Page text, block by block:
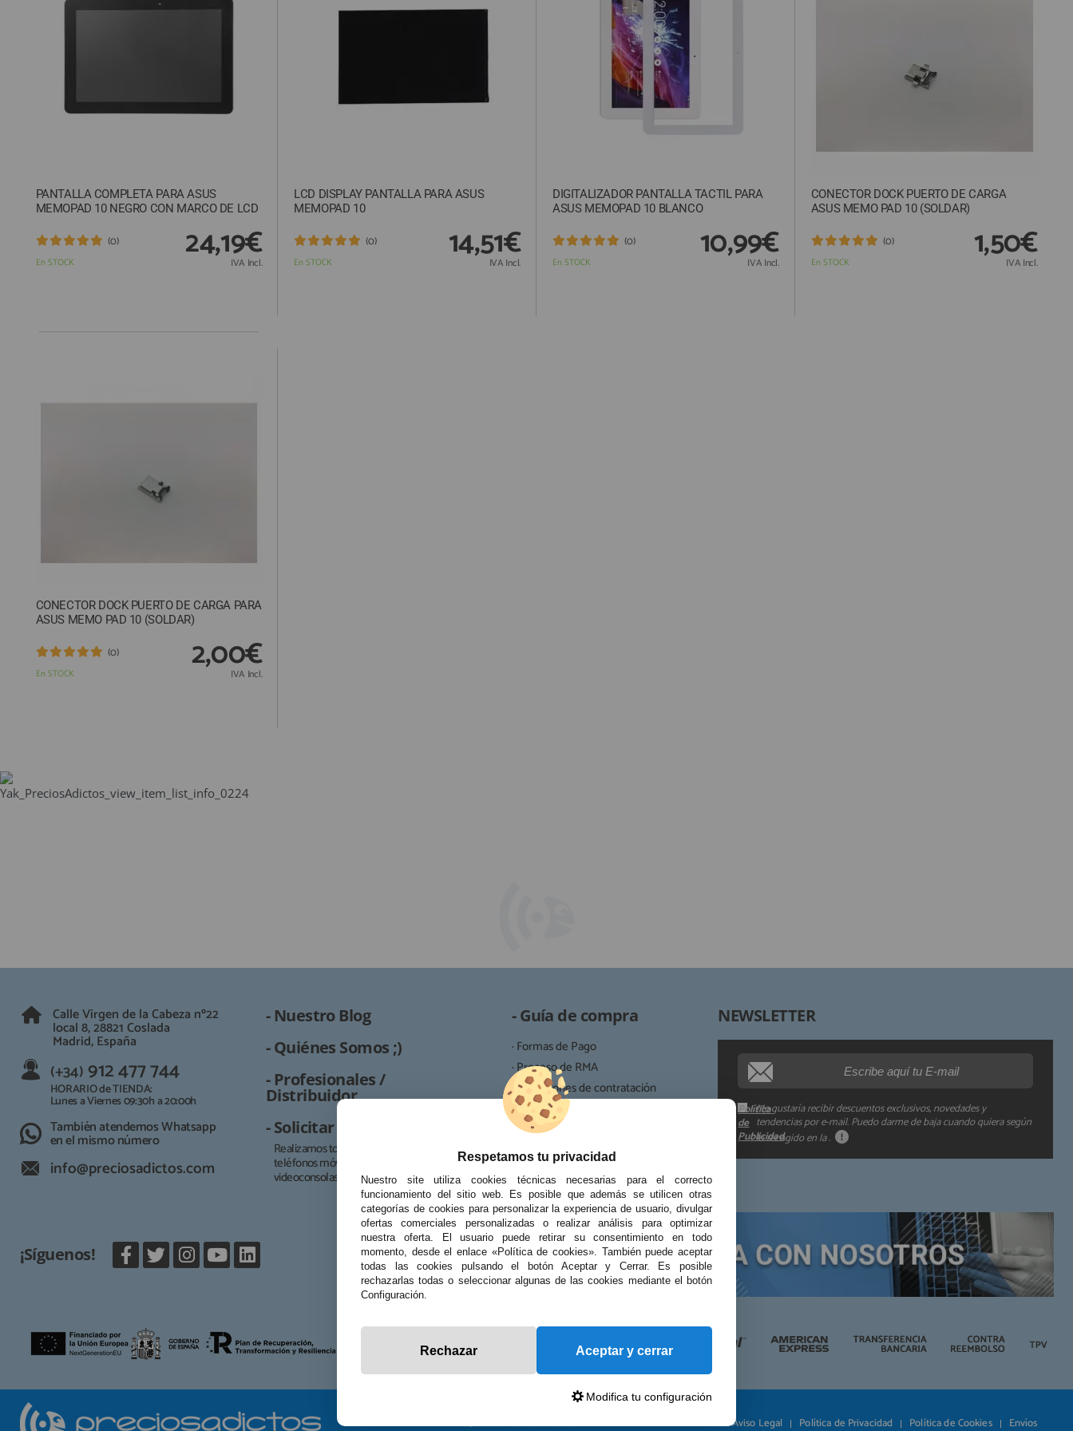
OUTLET
SOLICITAR REPARACIÓN
TOP VENTAS REPUESTOS
HORARIO de TIENDA:
Lunes a Viernes 09:30h a 20:00h
PANTALLA COMPLETA PARA ASUS
MEMOPAD 10 NEGRO CON MARCO DE LCD
En STOCK
(0) 24,19€
IVA Incl.
LCD DISPLAY PANTALLA PARA ASUS
MEMOPAD 10
En STOCK
(0) 14,51€
IVA Incl.
DIGITALIZADOR PANTALLA TACTIL PARA
ASUS MEMOPAD 10 BLANCO
En STOCK
(0) 10,99€
IVA Incl.
CONECTOR DOCK PUERTO DE CARGA
ASUS MEMO PAD 10 (SOLDAR)
En STOCK
(0) 1,50€
IVA Incl.
CONECTOR DOCK PUERTO DE CARGA PARA
ASUS MEMO PAD 10 (SOLDAR)
En STOCK
(0) 2,00€
IVA Incl.
Calle Virgen de la Cabeza nº22
local 8, 28821 Coslada
Madrid, España
(+34) 912 477 744
HORARIO de TIENDA:
Lunes a Viernes 09:30h a 20:00h
También atendemos Whatsapp
en el mismo número
info@preciosadictos.com
- Nuestro Blog
- Quiénes Somos ;)
- Profesionales /
Distribuidor
- Solicitar Reparación
Realizamos todo tipo de reparaciones de
teléfonos móviles, tablets, portátiles y
videoconsolas.
- Guía de compra
· Formas de Pago
· Proceso de RMA
· Condiciones de contratación
· Política de devoluciones
· Resolución de Litigios en Línea
NEWSLETTER
Me gustaría recibir descuentos exclusivos, novedades y
tendencias por e-mail. Puedo darme de baja cuando quiera según
lo recogido en la
Política
de
Publicidad
.
Derechos:
Información adicional:
¡Síguenos!
© 2026 Preciosadictos.com Aviso Legal Política de Privacidad Política de Cookies Envíos
Respetamos tu privacidad
Nuestro site utiliza cookies técnicas necesarias para el correcto
funcionamiento del sitio web. Es posible que además se utilicen otras
categorías de cookies para personalizar la experiencia de usuario, divulgar
ofertas comerciales personalizadas o realizar análisis para optimizar
nuestra oferta. El usuario puede retirar su consentimiento en todo
momento, desde el enlace «Política de cookies». También puede aceptar
todas las cookies pulsando el botón Aceptar y Cerrar. Es posible
rechazarlas todas o seleccionar algunas de las cookies mediante el botón
Configuración.
Rechazar Aceptar y cerrar
Modifica tu configuración